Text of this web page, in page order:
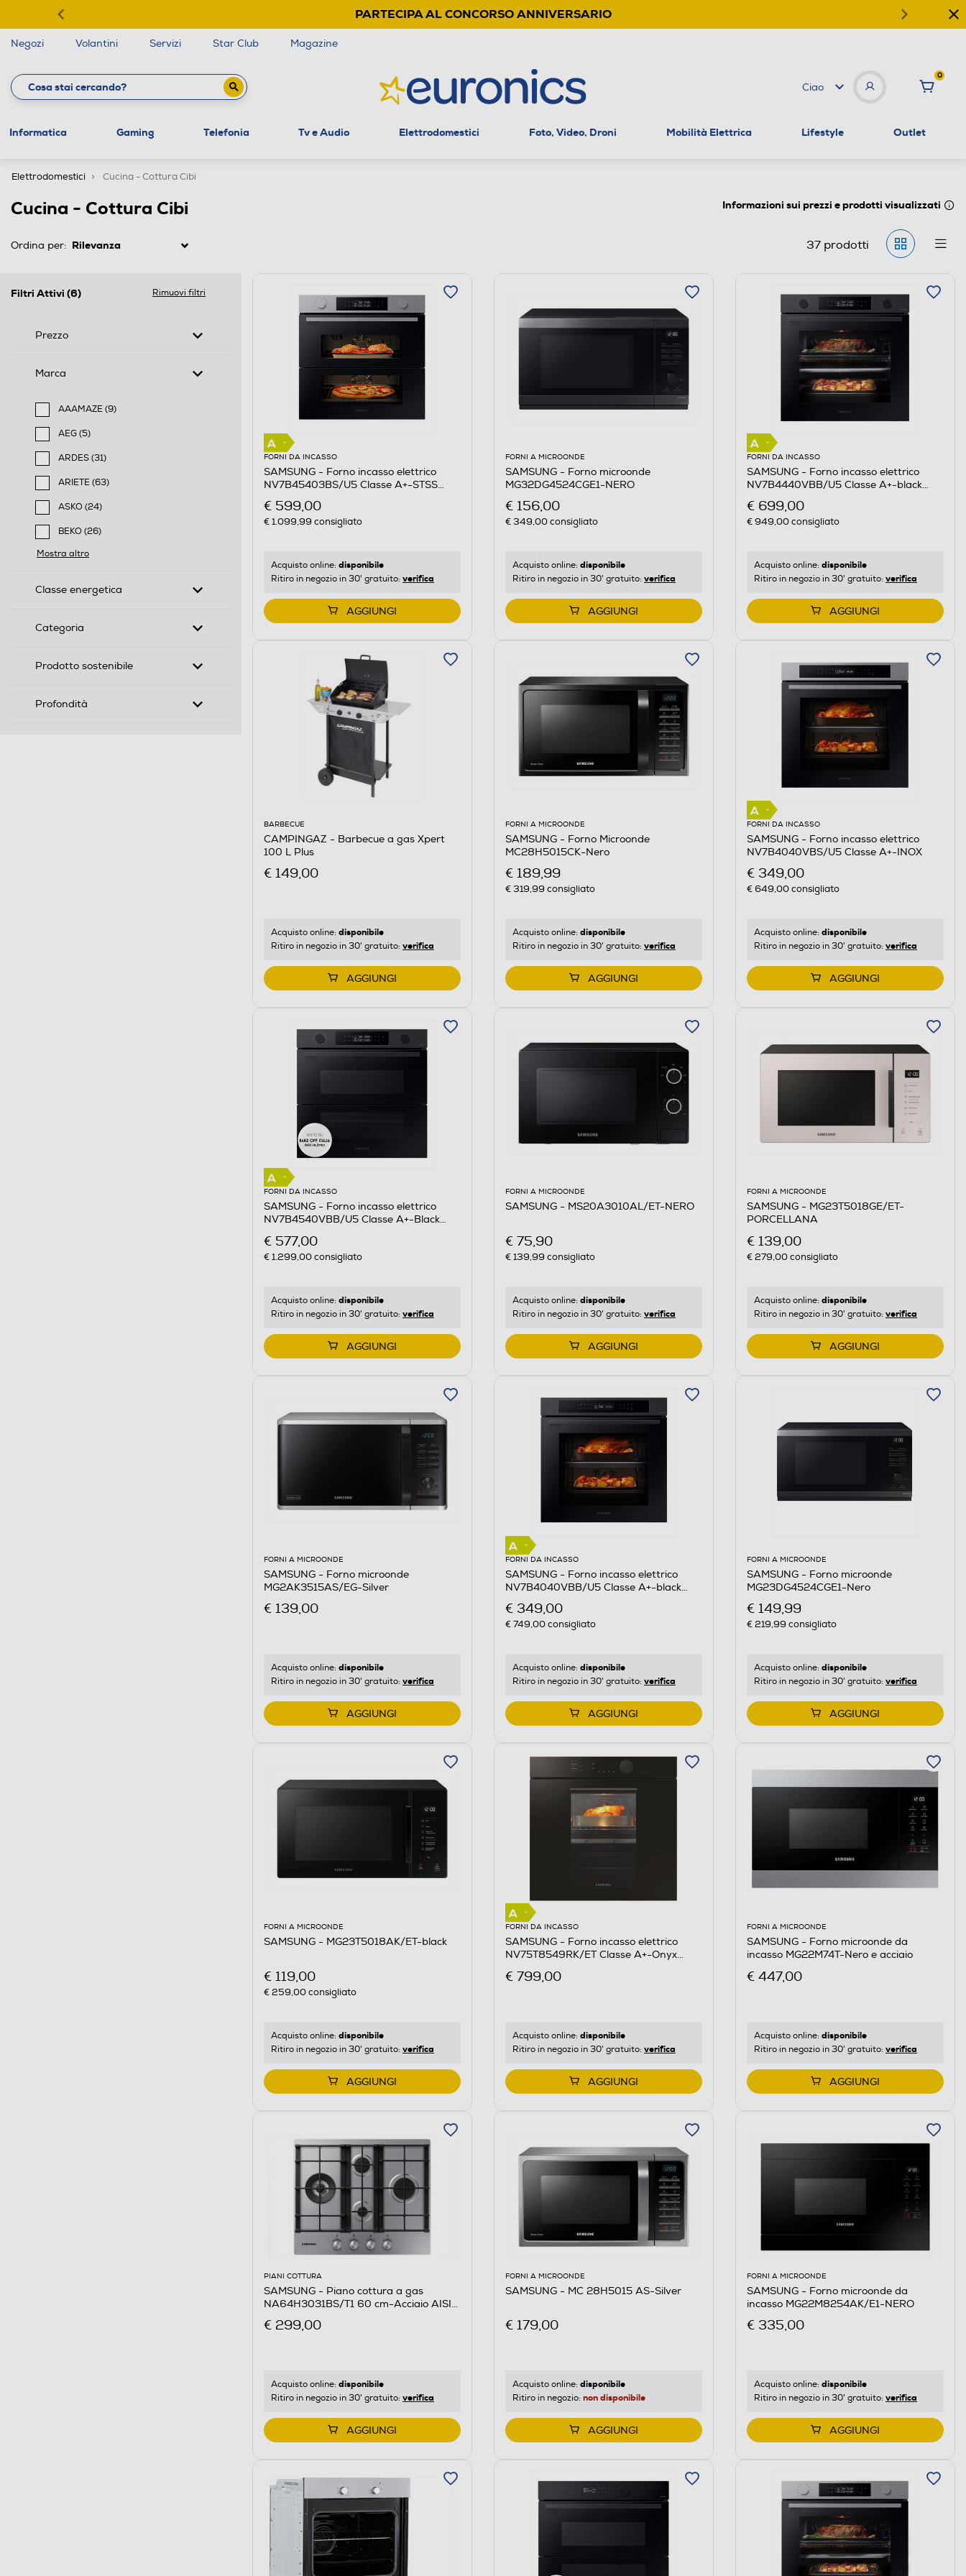
PARTECIPA AL CONCORSO ANNIVERSARIO
Negozi Volantini Servizi Star Club Magazine
Ciao
0
Informatica Gaming Telefonia Tv e Audio Elettrodomestici Foto, Video, Droni Mobilità Elettrica Lifestyle Outlet
Elettrodomestici Cucina - Cottura Cibi
Cucina - Cottura Cibi Informazioni sui prezzi e prodotti visualizzati
Ordina per: 37prodotti
Filtri Attivi (6) Rimuovi filtri
Prezzo
Marca
AAAMAZE (9)
Filtra per Marca: AAAMAZE
AEG (5)
Filtra per Marca: AEG
ARDES (31)
Filtra per Marca: ARDES
ARIETE (63)
Filtra per Marca: ARIETE
ASKO (24)
Filtra per Marca: ASKO
BEKO (26)
Filtra per Marca: BEKO
Mostra altro
Classe energetica
Categoria
Prodotto sostenibile
Profondità
FORNI DA INCASSO
SAMSUNG - Forno incasso elettrico
NV7B45403BS/U5 Classe A+-STSS
€ 599,00
€ 1.099,99 consigliato
Acquisto online: disponibile
Ritiro in negozio in 30' gratuito: verifica
AGGIUNGI
FORNI A MICROONDE
SAMSUNG - Forno microonde
MG32DG4524CGE1-NERO
€ 156,00
€ 349,00consigliato
Acquisto online: disponibile
Ritiro in negozio in 30' gratuito: verifica
AGGIUNGI
FORNI DA INCASSO
SAMSUNG - Forno incasso elettrico
NV7B4440VBB/U5 Classe A+-black
€ 699,00
€ 949,00consigliato
Acquisto online: disponibile
Ritiro in negozio in 30' gratuito: verifica
AGGIUNGI
BARBECUE
CAMPINGAZ - Barbecue a gas Xpert
100 L Plus
€ 149,00
Acquisto online: disponibile
Ritiro in negozio in 30' gratuito: verifica
AGGIUNGI
FORNI A MICROONDE
SAMSUNG - Forno Microonde
MC28H5015CK-Nero
€ 189,99
€ 319,99 consigliato
Acquisto online: disponibile
Ritiro in negozio in 30' gratuito: verifica
AGGIUNGI
FORNI DA INCASSO
SAMSUNG - Forno incasso elettrico
NV7B4040VBS/U5 Classe A+-INOX
€ 349,00
€ 649,00consigliato
Acquisto online: disponibile
Ritiro in negozio in 30' gratuito: verifica
AGGIUNGI
FORNI DA INCASSO
SAMSUNG - Forno incasso elettrico
NV7B4540VBB/U5 Classe A+-Black
€ 577,00
€ 1.299,00consigliato
Acquisto online: disponibile
Ritiro in negozio in 30' gratuito: verifica
AGGIUNGI
FORNI A MICROONDE
SAMSUNG - MS20A3010AL/ET-NERO
€ 75,90
€ 139,99 consigliato
Acquisto online: disponibile
Ritiro in negozio in 30' gratuito: verifica
AGGIUNGI
FORNI A MICROONDE
SAMSUNG - MG23T5018GE/ET-
PORCELLANA
€ 139,00
€ 279,00consigliato
Acquisto online: disponibile
Ritiro in negozio in 30' gratuito: verifica
AGGIUNGI
FORNI A MICROONDE
SAMSUNG - Forno microonde
MG2AK3515AS/EG-Silver
€ 139,00
Acquisto online: disponibile
Ritiro in negozio in 30' gratuito: verifica
AGGIUNGI
FORNI DA INCASSO
SAMSUNG - Forno incasso elettrico
NV7B4040VBB/U5 Classe A+-black
€ 349,00
€ 749,00consigliato
Acquisto online: disponibile
Ritiro in negozio in 30' gratuito: verifica
AGGIUNGI
FORNI A MICROONDE
SAMSUNG - Forno microonde
MG23DG4524CGE1-Nero
€ 149,99
€ 219,99 consigliato
Acquisto online: disponibile
Ritiro in negozio in 30' gratuito: verifica
AGGIUNGI
FORNI A MICROONDE
SAMSUNG - MG23T5018AK/ET-black
€ 119,00
€ 259,00consigliato
Acquisto online: disponibile
Ritiro in negozio in 30' gratuito: verifica
AGGIUNGI
FORNI DA INCASSO
SAMSUNG - Forno incasso elettrico
NV75T8549RK/ET Classe A+-Onyx
€ 799,00
Acquisto online: disponibile
Ritiro in negozio in 30' gratuito: verifica
AGGIUNGI
FORNI A MICROONDE
SAMSUNG - Forno microonde da
incasso MG22M74T-Nero e acciaio
€ 447,00
Acquisto online: disponibile
Ritiro in negozio in 30' gratuito: verifica
AGGIUNGI
PIANI COTTURA
SAMSUNG - Piano cottura a gas
NA64H3031BS/T1 60 cm-Acciaio AISI
€ 299,00
Acquisto online: disponibile
Ritiro in negozio in 30' gratuito: verifica
AGGIUNGI
FORNI A MICROONDE
SAMSUNG - MC 28H5015 AS-Silver
€ 179,00
Acquisto online: disponibile
Ritiro in negozio: non disponibile
AGGIUNGI
FORNI A MICROONDE
SAMSUNG - Forno microonde da
incasso MG22M8254AK/E1-NERO
€ 335,00
Acquisto online: disponibile
Ritiro in negozio in 30' gratuito: verifica
AGGIUNGI